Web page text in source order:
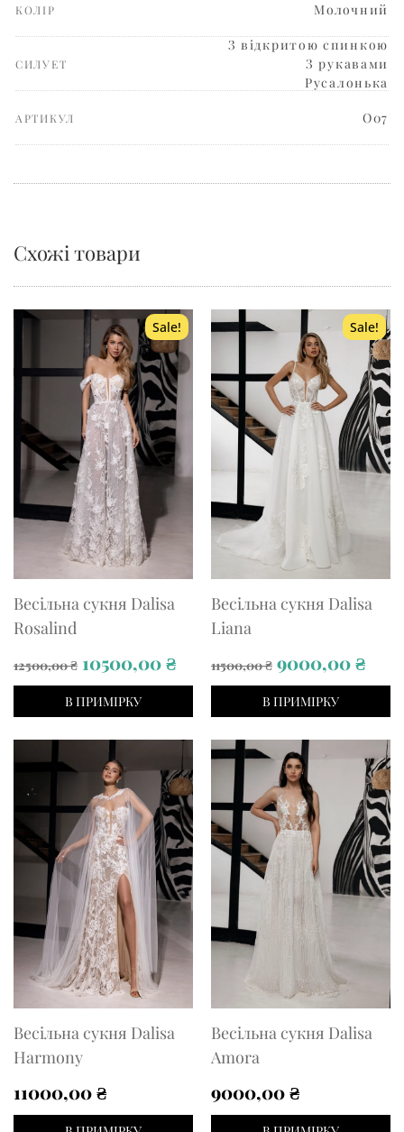
КОЛІР Молочний
СИЛУЕТ
З відкритою спинкою
З рукавами
Русалонька
АРТИКУЛ О07
Схожі товари
Sale!
Весільна сукня Dalisa
Rosalind
12500,00₴ Original
price
was:
12500,00 ₴.
10500,00₴Current
price
is:
10500,00 ₴.
В ПРИМІРКУ
Sale!
Весільна сукня Dalisa
Liana
11500,00₴ Original
price
was:
11500,00 ₴.
9000,00₴
is:
В ПРИМІРКУ
Весільна сукня Dalisa
Harmony
11000,00₴
Весільна сукня Dalisa
Amora
9000,00₴